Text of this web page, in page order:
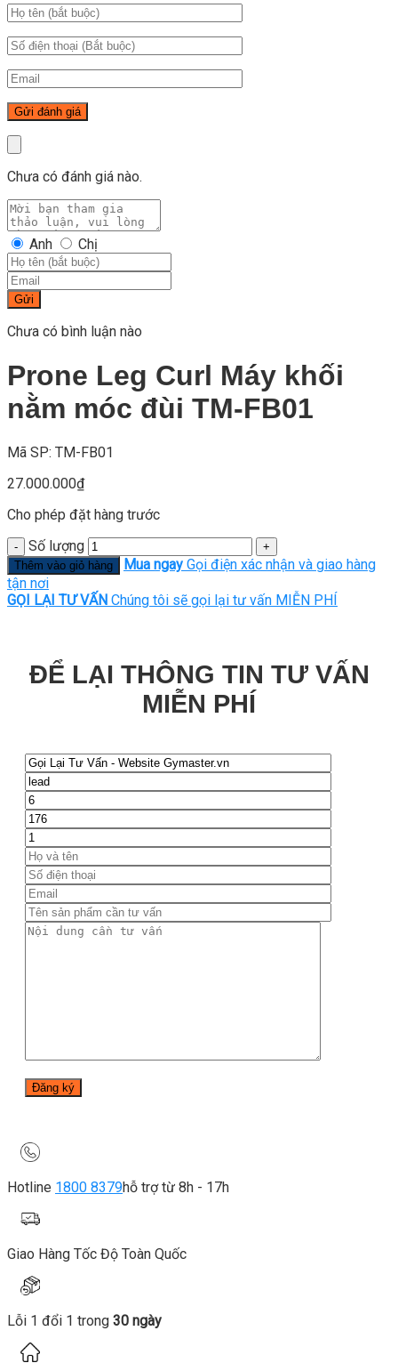
Chưa có đánh giá nào.
Anh Chị
Gửi
Chưa có bình luận nào
Prone Leg Curl Máy khối
nằm móc đùi TM-FB01
Mã SP: TM-FB01
27.000.000₫
Cho phép đặt hàng trước
Số lượng
Thêm vào giỏ hàng Mua ngay Gọi điện xác nhận và giao hàng
tận nơi
GỌI LẠI TƯ VẤN Chúng tôi sẽ gọi lại tư vấn MIỄN PHÍ
ĐỂ LẠI THÔNG TIN TƯ VẤN
MIỄN PHÍ
Hotline 1800 8379hỗ trợ từ 8h - 17h
Giao Hàng Tốc Độ Toàn Quốc
Lỗi 1 đổi 1 trong 30 ngày